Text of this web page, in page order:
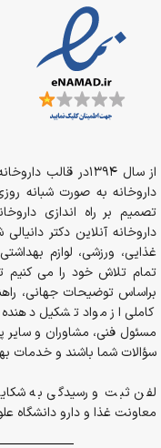
تصمیم بر راه اندازی
داروخانه آنلاین دکتر
غذایی، ورزشی، لوازم
تمام تلاش خود را می کنیم
براساس توضیحات جهانی،
کاملی از مواد تشکیل
مسئول فنی، مشاوران و سایر
سؤالات شما باشند و خدمات
لفن ثبت و رسیدگی به
معاونت غذا و دارو دانشگاه علوم پزشکی